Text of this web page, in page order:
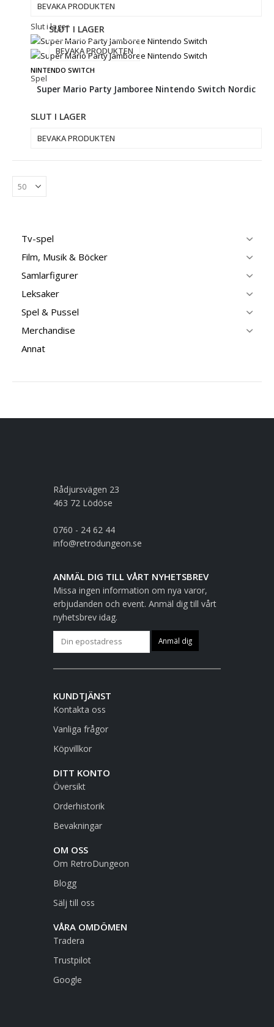
BEVAKA PRODUKTEN
Slut i lager
NINTENDO SWITCH
Spel
SLUT I LAGER
BEVAKA PRODUKTEN
Super Mario Party Jamboree Nintendo Switch Nordic
SLUT I LAGER
BEVAKA PRODUKTEN
Tv-spel
Film, Musik & Böcker
Samlarfigurer
Leksaker
Spel & Pussel
Merchandise
Annat
Rådjursvägen 23
463 72 Lödöse
0760 - 24 62 44
info@retrodungeon.se
ANMÄL DIG TILL VÅRT NYHETSBREV
Missa ingen information om nya varor,
erbjudanden och event. Anmäl dig till vårt
nyhetsbrev idag.
KUNDTJÄNST
Kontakta oss
Vanliga frågor
Köpvillkor
DITT KONTO
Översikt
Orderhistorik
Bevakningar
OM OSS
Om RetroDungeon
Blogg
Sälj till oss
VÅRA OMDÖMEN
Tradera
Trustpilot
Google